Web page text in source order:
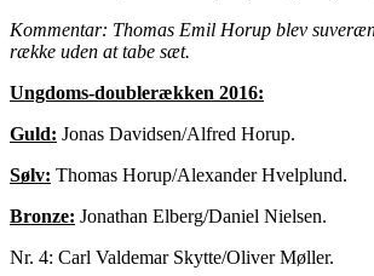
Kommentar: Thomas Emil Horup blev
række uden at tabe sæt.
Ungdoms-doublerækken 2016:
Guld: Jonas Davidsen/Alfred Horup.
Sølv: Thomas Horup/Alexander Hvelplund.
Bronze: Jonathan Elberg/Daniel Nielsen.
Nr. 4: Carl Valdemar Skytte/Oliver Møller.